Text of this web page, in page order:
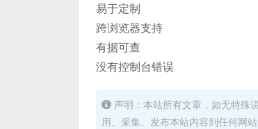
易于定制
跨浏览器支持
有据可查
没有控制台错误
声明：本站所有文章，如无特殊
用、采集、发布本站内容到任何网